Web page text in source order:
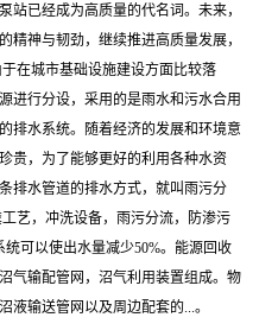
站已经成为高质量的代名词。未来，
精神与韧劲，继续推进高质量发展，
在城市基础设施建设方面比较落
进行分设，采用的是雨水和污水合用
排水系统。随着经济的发展和环境意
贵，为了能够更好的利用各种水资
排水管道的排水方式，就叫雨污分
艺，冲洗设备，雨污分流，防渗污
可以使出水量减少50%。能源回收
气输配管网，沼气利用装置组成。物
液输送管网以及周边配套的...。